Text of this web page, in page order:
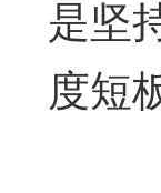
是坚
度短